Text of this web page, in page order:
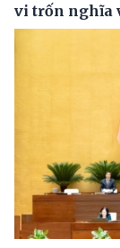
vi trốn nghĩa